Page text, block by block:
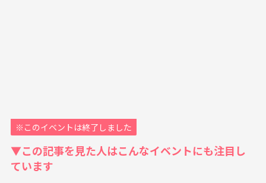
※このイベントは終了しました
▼この記事を見た人はこんなイベントにも注目し
ています